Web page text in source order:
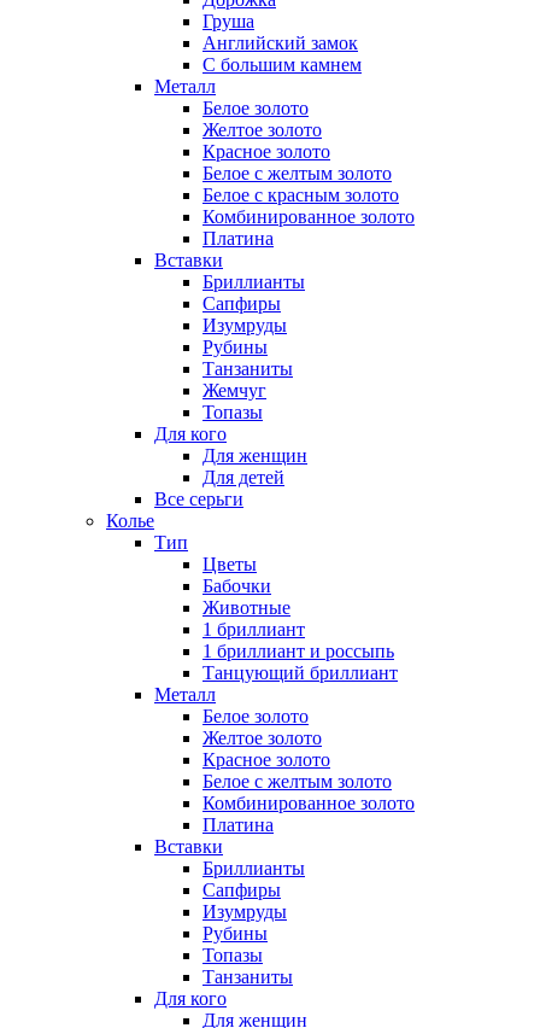
Груша
Английский замок
С большим камнем
Металл
Белое золото
Желтое золото
Красное золото
Белое с желтым золото
Белое с красным золото
Комбинированное золото
Платина
Вставки
Бриллианты
Сапфиры
Изумруды
Рубины
Танзаниты
Жемчуг
Топазы
Для кого
Для женщин
Для детей
Все серьги
Колье
Тип
Цветы
Бабочки
Животные
1 бриллиант
1 бриллиант и россыпь
Танцующий бриллиант
Металл
Белое золото
Желтое золото
Красное золото
Белое с желтым золото
Комбинированное золото
Платина
Вставки
Бриллианты
Сапфиры
Изумруды
Рубины
Топазы
Танзаниты
Для кого
Для женщин